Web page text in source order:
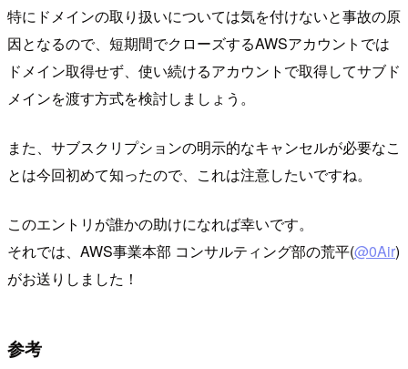
特にドメインの取り扱いについては気を付けないと事故の原
因となるので、短期間でクローズするAWSアカウントでは
ドメイン取得せず、使い続けるアカウントで取得してサブド
メインを渡す方式を検討しましょう。
また、サブスクリプションの明示的なキャンセルが必要なこ
とは今回初めて知ったので、これは注意したいですね。
このエントリが誰かの助けになれば幸いです。
それでは、AWS事業本部 コンサルティング部の荒平(@0Air)
がお送りしました！
参考